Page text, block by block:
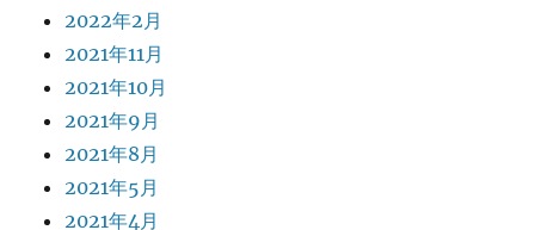
2022年2月
2021年11月
2021年10月
2021年9月
2021年8月
2021年5月
2021年4月